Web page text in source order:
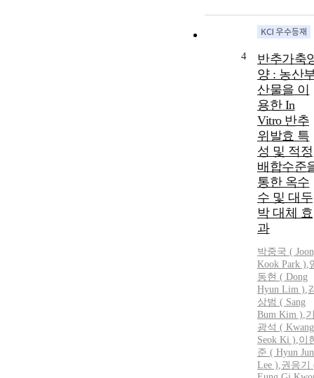
4
반추가축
양 : 농산
산물을 이
용한 In
Vitro 반추
위발효 특
성 및 적정
배합수준
통한 옥수
수 및 대두
박 대체 효
과
박중국 (
Kook Park ),
동현 ( Dong
Hyun Lim ),
상범 ( Sang
Bum Kim ),
광석 ( Kwang
Seok Ki ),이
준 ( Hyun
Lee ),권응기